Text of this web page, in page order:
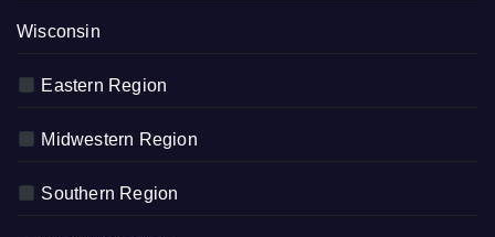
Wisconsin
Eastern Region
Midwestern Region
Southern Region